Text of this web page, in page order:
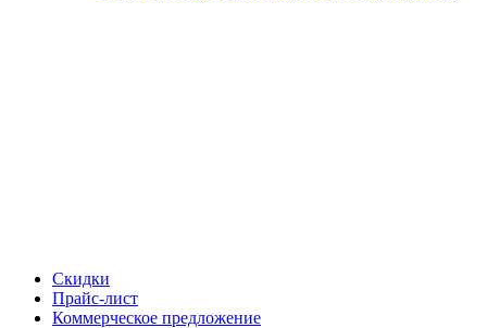
Скидки
Прайс-лист
Коммерческое предложение